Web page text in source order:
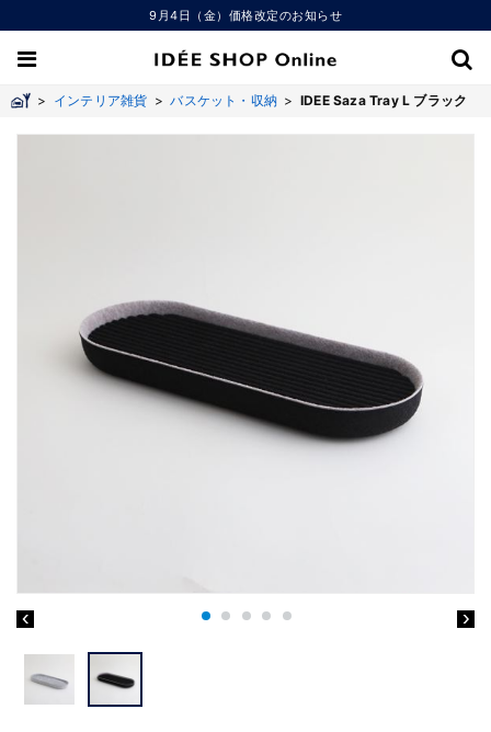
9月4日（金）価格改定のお知らせ
> インテリア雑貨 >バスケット・収納 >IDEE Saza Tray L ブラック